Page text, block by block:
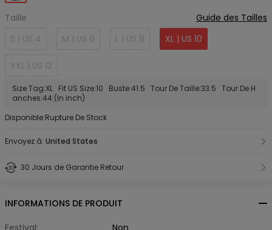
Taille
Guide des Tailles
S | US 4
M | US 6 L | US 8 XL | US 10
XXL | US 12
Size Tag:XL Fit US Size:10 Buste:41.5 Tour De Taille:33.5 Tour De H
anches:44.(In inch)
Disponible:Rupture De Stock
Envoyez à: United States
30 Jours de Garantie Retour
INFORMATIONS DE PRODUIT